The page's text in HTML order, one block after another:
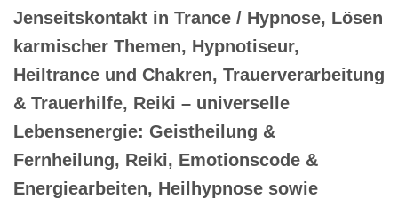
Jenseitskontakt in Trance / Hypnose, Lösen
karmischer Themen, Hypnotiseur,
Heiltrance und Chakren, Trauerverarbeitung
& Trauerhilfe, Reiki – universelle
Lebensenergie: Geistheilung &
Fernheilung, Reiki, Emotionscode &
Energiearbeiten, Heilhypnose sowie